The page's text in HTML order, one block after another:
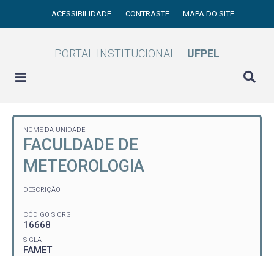
ACESSIBILIDADE CONTRASTE MAPA DO SITE
PORTAL INSTITUCIONAL UFPEL
NOME DA UNIDADE
FACULDADE DE
METEOROLOGIA
DESCRIÇÃO
CÓDIGO SIORG
16668
SIGLA
FAMET